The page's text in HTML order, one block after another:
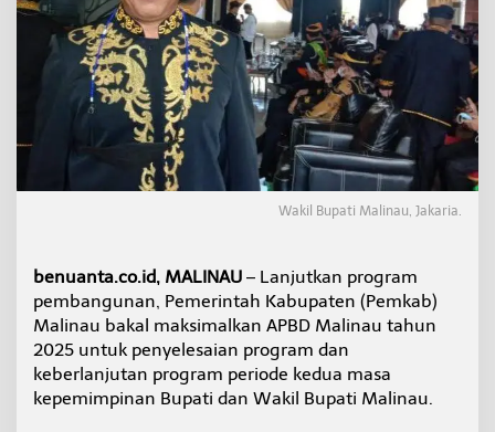
u
M
a
k
s
k
P
B
D
u
n
t
k
Wakil Bupati Malinau, Jakaria.
benuanta.co.id, MALINAU – Lanjutkan program
pembangunan, Pemerintah Kabupaten (Pemkab)
Malinau bakal maksimalkan APBD Malinau tahun
2025 untuk penyelesaian program dan
keberlanjutan program periode kedua masa
kepemimpinan Bupati dan Wakil Bupati Malinau.